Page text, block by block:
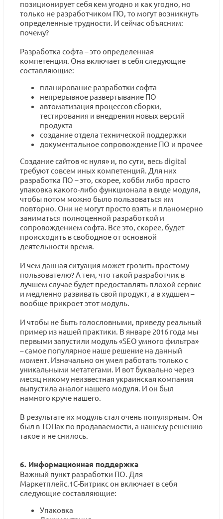
позиционирует себя кем угодно и как угодно, но
только не разработчиком ПО, то могут возникнуть
определенные трудности. И сейчас объясним:
почему?
Разработка софта – это определенная
компетенция. Она включает в себя следующие
составляющие:
планирование разработки софта
непрерывное развертывание ПО
автоматизация процессов сборки,
тестирования и внедрения новых версий
продукта
создание отдела технической поддержки
документальное сопровождение ПО и прочее
Создание сайтов «с нуля» и, по сути, весь digital
требуют совсем иных компетенций. Для них
разработка ПО – это, скорее, хобби либо просто
упаковка какого-либо функционала в виде модуля,
чтобы потом можно было пользоваться им
повторно. Они не могут просто взять и планомерно
заниматься полноценной разработкой и
сопровождением софта. Все это, скорее, будет
происходить в свободное от основной
деятельности время.
И чем данная ситуация может грозить простому
пользователю? А тем, что такой разработчик в
лучшем случае будет предоставлять плохой сервис
и медленно развивать свой продукт, а в худшем –
вообще прикроет этот модуль.
И чтобы не быть голословными, приведу реальный
пример из нашей практики. В январе 2016 года мы
первыми запустили модуль «SEO умного фильтра»
– самое популярное наше решение на данный
момент. Изначально он умел работать только с
уникальными метатегами. И вот буквально через
месяц никому неизвестная украинская компания
выпустила аналог нашего модуля. И он был
намного круче нашего.
В результате их модуль стал очень популярным. Он
был в ТОПах по продаваемости, а нашему решению
такое и не снилось.
6. Информационная поддержка
Важный пункт разработки ПО. Для
Маркетплейс.1С-Битрикс он включает в себя
следующие составляющие:
Упаковка